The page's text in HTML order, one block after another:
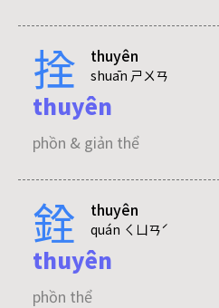
toản
tuyến
phồn thể
tuyển
phồn thể
拴 thuyên
shuān ㄕㄨㄢ
thuyên
phồn & giản thể
銓 thuyên
quán ㄑㄩㄢˊ
thuyên
phồn thể